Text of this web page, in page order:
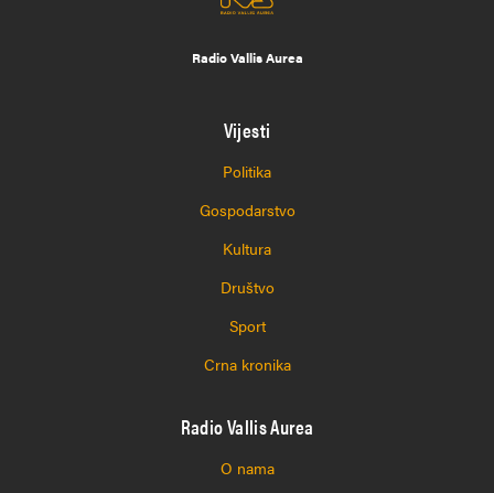
Radio Vallis Aurea
Vijesti
Politika
Gospodarstvo
Kultura
Društvo
Sport
Crna kronika
Radio Vallis Aurea
O nama